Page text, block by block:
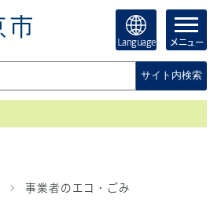
Language メニュー
サイト内検索
事業者のエコ・ごみ